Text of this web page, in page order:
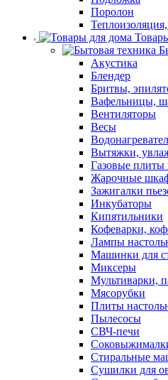
Поролон
Акустика
Блендер
Бритвы,
Вафельницы,
Вентиляторы
Весы
Вытяжки,
Газовые плиты
Жарочные
Зажигалки
Инкубаторы
Кипятильники
Кофеварки,
Лампы
Машинки для
Миксеры
Мультиварки,
Мясорубки
Плиты
Пылесосы
СВЧ-печи
Стиральные
Сушилки для